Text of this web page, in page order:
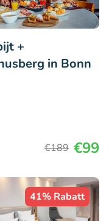
+
in Bonn
€189 €99
41% Rabatt